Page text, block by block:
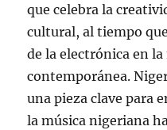
que celebra la
cultural, al tiempo
de la electrónica en
contemporánea.
una pieza clave para
la música nigeriana